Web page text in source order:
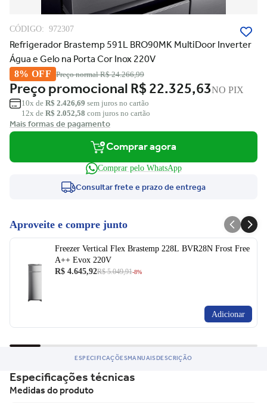
CÓDIGO: 972307
Refrigerador Brastemp 591L BRO90MK MultiDoor Inverter
Água e Gelo na Porta Cor Inox 220V
8% OFF Preço normalR$ 24.266,99
Preço promocionalR$ 22.325,63NO PIX
10x de R$ 2.426,69 sem juros no cartão
12x de R$ 2.052,58 com juros no cartão
Mais formas de pagamento
Comprar agora
Comprar pelo WhatsApp
Consultar frete e prazo de entrega
Aproveite e compre junto
Freezer Vertical Flex Brastemp 228L BVR28N Frost Free
A++ Evox 220V
R$ 4.645,92R$ 5.049,91-8%
Adicionar
ESPECIFICAÇÕESMANUAISDESCRIÇÃO
Especificações técnicas
Medidas do produto